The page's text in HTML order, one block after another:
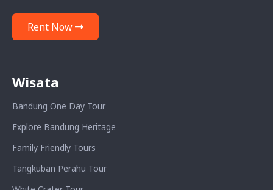
Rent Now
Wisata
Bandung One Day Tour
Explore Bandung Heritage
Family Friendly Tours
Tangkuban Perahu Tour